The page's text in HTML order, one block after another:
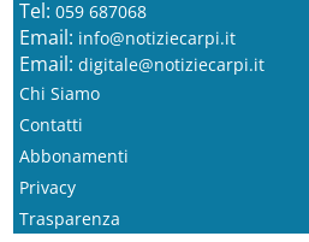
Tel: 059 687068
Email: info@notiziecarpi.it
Email: digitale@notiziecarpi.it
Chi Siamo
Contatti
Abbonamenti
Privacy
Trasparenza